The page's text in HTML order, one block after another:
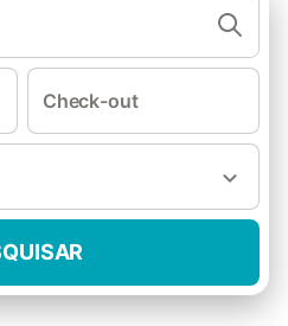
Check-out